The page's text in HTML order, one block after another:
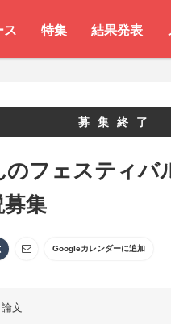
ス 特集 結果発表
募集終了
のフェスティ
集
Googleカレンダーに追加
文